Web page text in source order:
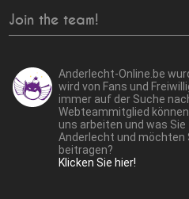
Join the team!
Anderlecht-Online.be
wird von Fans und
immer auf der Suche
Webteammitglied
uns arbeiten und was Sie
Anderlecht und möchten
beitragen?
Klicken Sie hier!